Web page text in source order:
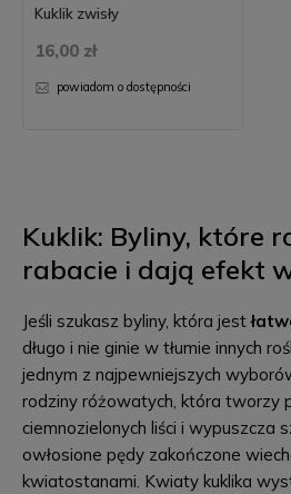
Kuklik zwisły
16,00 zł
powiadom o dostępności
Kuklik: Byliny, które
rabacie i dają efekt
Jeśli szukasz byliny, która jest
długo i nie ginie w tłumie innych
jednym z najpewniejszych
rodziny różowatych, która tworzy
ciemnozielonych liści i wypuszcza
owłosione pędy zakończone
kwiatostanami. Kwiaty kuklika